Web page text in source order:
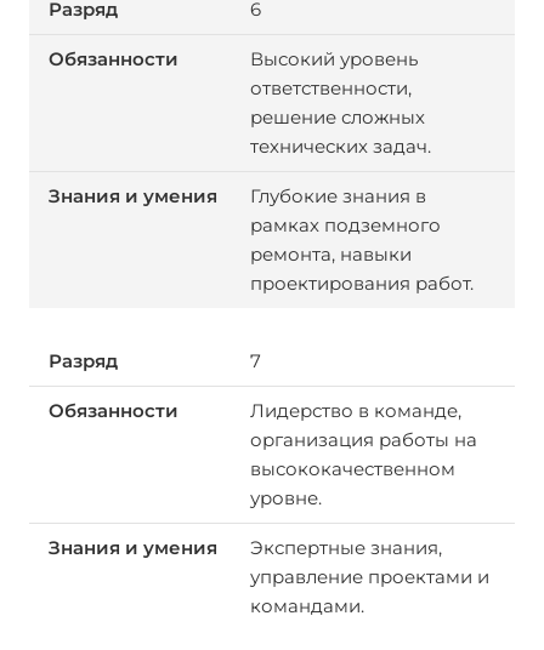
6
Высокий уровень
ответственности,
решение сложных
технических задач.
Глубокие знания в
рамках подземного
ремонта, навыки
проектирования работ.
7
Лидерство в команде,
организация работы на
высококачественном
уровне.
Экспертные знания,
управление проектами и
командами.